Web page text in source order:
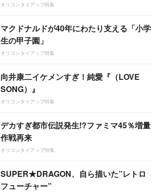
オリコンタイアップ特集
マクドナルドが40年にわたり支える「小学
生の甲子園」
オリコンタイアップ特集
向井康二イケメンすぎ！純愛『（LOVE
SONG）』
オリコンタイアップ特集
デカすぎ都市伝説発生!?ファミマ45％増量
作戦再来
オリコンタイアップ特集
SUPER★DRAGON、自ら描いた”レトロ
フューチャー”